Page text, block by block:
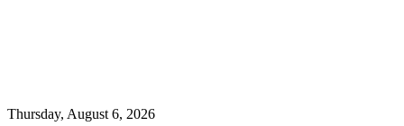
Thursday, August 6, 2026